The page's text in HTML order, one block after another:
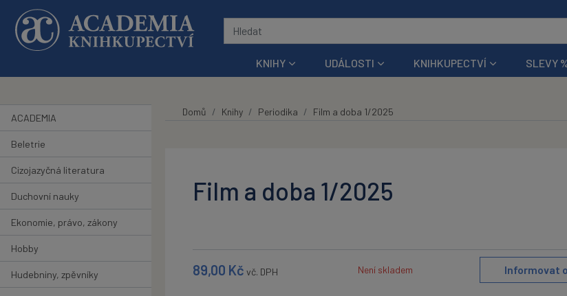
Přeskočit na hlavní obsah
KNIHY UDÁLOSTI KNIHKUPECTVÍ SLEVY
ACADEMIA
Beletrie
Cizojazyčná literatura
Duchovní nauky
Ekonomie, právo, zákony
Hobby
Hudebniny, zpěvníky
Domů Knihy Periodika Film a doba 1/2025
Film a doba 1/2025
89,00 Kč vč. DPH Není skladem Informovat